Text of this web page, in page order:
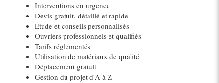
Interventions en urgence
Devis gratuit, détaillé et rapide
Etude et conseils personnalisés
Ouvriers professionnels et qualifiés
Tarifs réglementés
Utilisation de matériaux de qualité
Déplacement gratuit
Gestion du projet d'A à Z